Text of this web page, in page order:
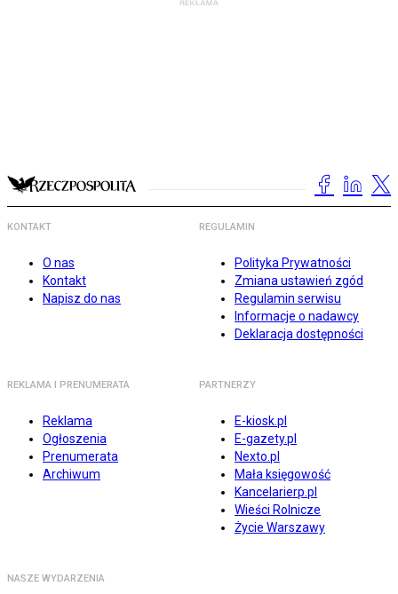
KONTAKT
O nas
Kontakt
Napisz do nas
REGULAMIN
Polityka Prywatności
Zmiana ustawień zgód
Regulamin serwisu
Informacje o nadawcy
Deklaracja dostępności
REKLAMA I PRENUMERATA
Reklama
Ogłoszenia
Prenumerata
Archiwum
PARTNERZY
E-kiosk.pl
E-gazety.pl
Nexto.pl
Mała księgowość
Kancelarierp.pl
Wieści Rolnicze
Życie Warszawy
NASZE WYDARZENIA